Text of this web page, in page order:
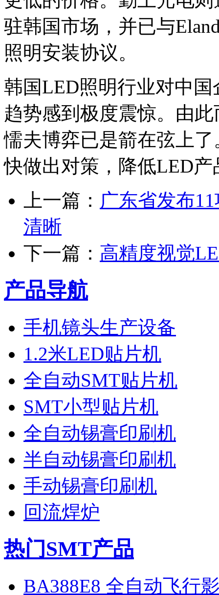
驻韩国市场，并已与
照明安装协议。
韩国LED照明行业对中
趋势感到极度震惊。由
懦夫博弈已是箭在弦上
快做出对策，降低LED
上一篇： 广东省发布
清晰
下一篇： 高精度视觉
产品导航
手机镜头生产设备
1.2米LED贴片机
全自动SMT贴片机
SMT小型贴片机
全自动锡膏印刷机
半自动锡膏印刷机
手动锡膏印刷机
回流焊炉
热门SMT产品
BA388E8 全自动飞行